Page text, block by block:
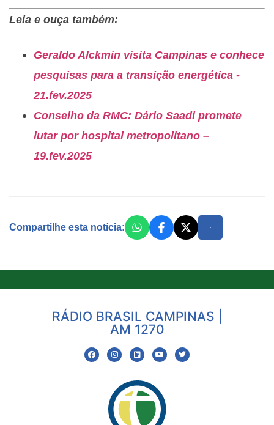
Leia e ouça também:
Geraldo Alckmin visita Campinas e conhece
pesquisas para a transição energética -
21.fev.2025
Conselho da RMC: Dário Saadi promete
lutar por hospital metropolitano –
19.fev.2025
Compartilhe esta notícia:
RÁDIO BRASIL CAMPINAS |
AM 1270